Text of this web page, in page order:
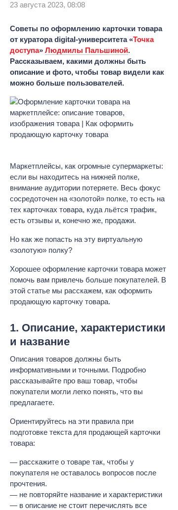
23 августа 2023, 08:08
Советы по оформлению карточки товара
от куратора digital-университета «Точка
доступа» Людмилы Пальшиной.
Рассказываем, какими должны быть
описание и фото, чтобы товар видели как
можно больше пользователей.
Маркетплейсы, как огромные супермаркеты:
если вы находитесь на нижней полке,
внимание аудитории потеряете. Весь фокус
сосредоточен на «золотой» полке, то есть на
тех карточках товара, куда льётся трафик,
есть отзывы и, конечно же, продажи.
Но как же попасть на эту виртуальную
«золотую» полку?
Хорошее оформление карточки товара может
помочь вам привлечь больше покупателей. В
этой статье мы расскажем, как оформить
продающую карточку товара.
1. Описание, характеристики
и название
Описания товаров должны быть
информативными и точными. Подробно
рассказывайте про ваш товар, чтобы
покупатели могли легко понять, что вы
предлагаете.
Ориентируйтесь на эти правила при
подготовке текста для продающей карточки
товара:
расскажите о товаре так, чтобы у
покупателя не оставалось вопросов после
прочтения.
не повторяйте название и характеристики
— в описание не стоит перечислять все